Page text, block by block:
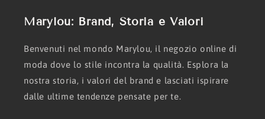
Marylou: Brand, Storia e Valori
Benvenuti nel mondo Marylou, il negozio online di
moda dove lo stile incontra la qualità. Esplora la
nostra storia, i valori del brand e lasciati ispirare
dalle ultime tendenze pensate per te.